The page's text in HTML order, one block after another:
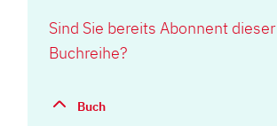
Sind Sie bereits Abonnent dieser
Buchreihe?
Buch